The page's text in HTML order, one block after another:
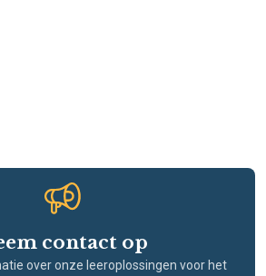
contact op
over onze leeroplossingen voor het